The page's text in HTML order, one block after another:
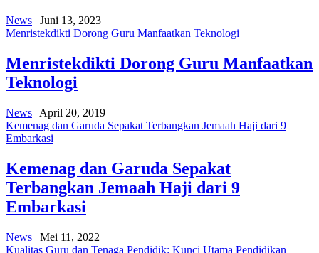
News | Juni 13, 2023
Menristekdikti Dorong Guru Manfaatkan Teknologi
Menristekdikti Dorong Guru Manfaatkan
Teknologi
News | April 20, 2019
Kemenag dan Garuda Sepakat Terbangkan Jemaah Haji dari 9
Embarkasi
Kemenag dan Garuda Sepakat
Terbangkan Jemaah Haji dari 9
Embarkasi
News | Mei 11, 2022
Kualitas Guru dan Tenaga Pendidik: Kunci Utama Pendidikan